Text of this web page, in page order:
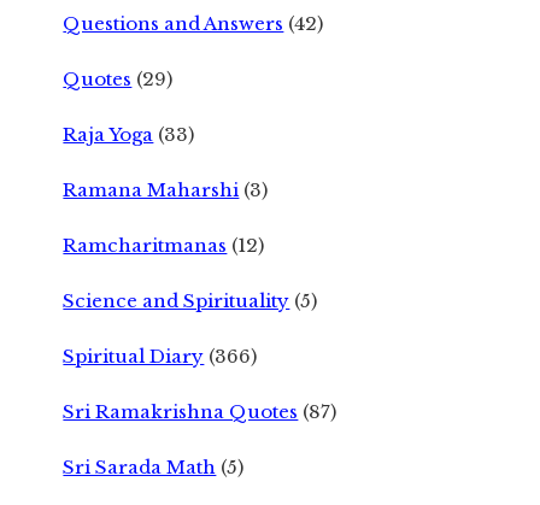
Questions and Answers (42)
Quotes (29)
Raja Yoga (33)
Ramana Maharshi (3)
Ramcharitmanas (12)
Science and Spirituality (5)
Spiritual Diary (366)
Sri Ramakrishna Quotes (87)
Sri Sarada Math (5)